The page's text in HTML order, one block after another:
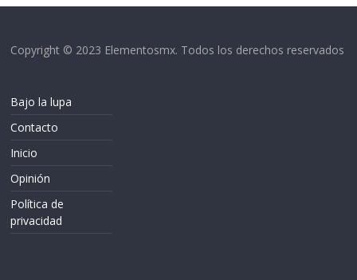
Copyright © 2023 Elementosmx. Todos los derechos reservados
Bajo la lupa
Contacto
Inicio
Opinión
Política de
privacidad